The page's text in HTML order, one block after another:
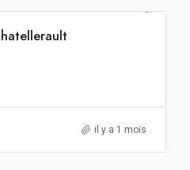
il y a 1 mois